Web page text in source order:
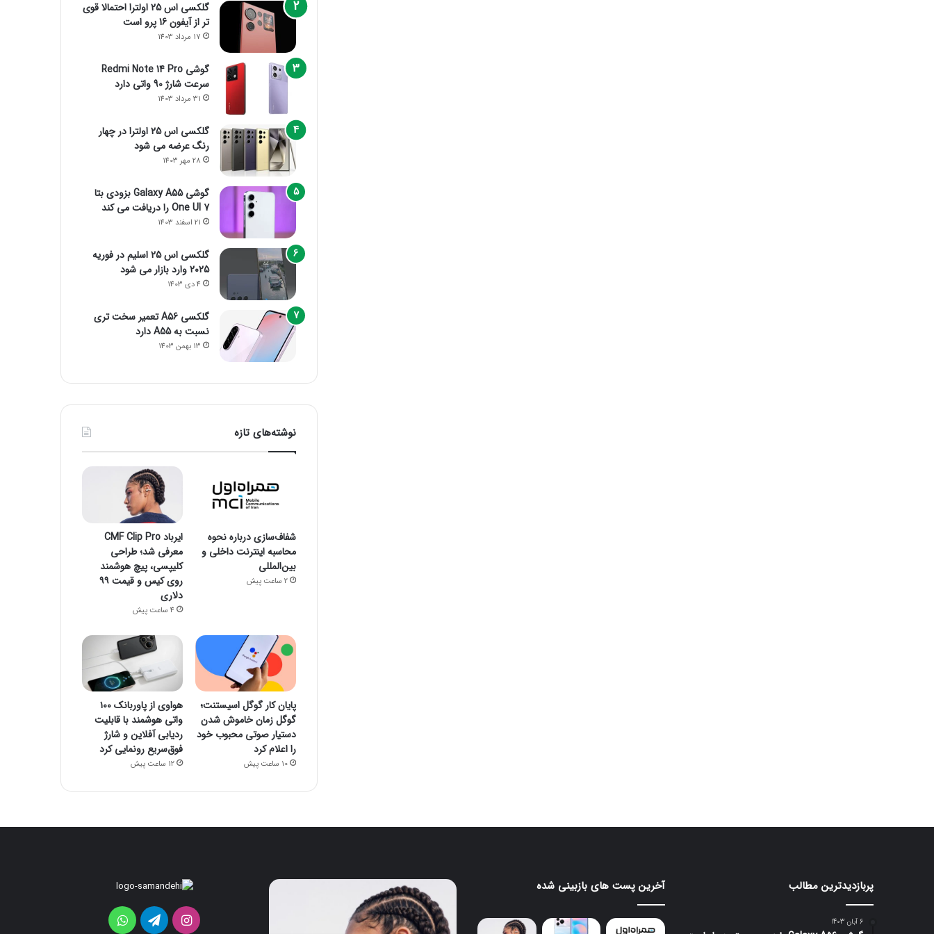
گلکسی اس 25 اولترا احتمالا قوی
تر از آیفون 16 پرو است
17 مرداد 1403
گوشی Redmi Note 14 Pro
سرعت شارژ 90 واتی دارد
31 مرداد 1403
گلکسی اس 25 اولترا در چهار
رنگ عرضه می شود
28 مهر 1403
گوشی Galaxy A55 بزودی بتا
One UI 7 را دریافت می کند
21 اسفند 1403
گلکسی اس 25 اسلیم در فوریه
2025 وارد بازار می شود
4 دی 1403
گلکسی A56 تعمیر سخت تری
نسبت به A55 دارد
13 بهمن 1403
نوشته‌های تازه
شفاف‌سازی درباره نحوه
محاسبه اینترنت داخلی و
بین‌المللی
2 ساعت پیش
ایرباد CMF Clip Pro
معرفی شد؛ طراحی
کلیپسی، پیچ هوشمند
روی کیس و قیمت ۹۹
دلاری
4 ساعت پیش
پایان کار گوگل اسیستنت؛
گوگل زمان خاموش شدن
دستیار صوتی محبوب خود
را اعلام کرد
10 ساعت پیش
هواوی از پاوربانک ۱۰۰
واتی هوشمند با قابلیت
ردیابی آفلاین و شارژ
فوق‌سریع رونمایی کرد
12 ساعت پیش
پربازدیدترین مطالب
6 آبان 1403
آخرین پست های بازبینی شده
موتورولا
عجیب
هواوی
nova
16
SE
ایرباد
CMF
Clip
Pro
اینستاگرامتلگرام واتس